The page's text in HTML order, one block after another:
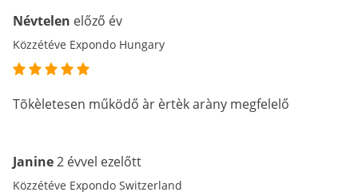
Névtelen előző év
Közzétéve Expondo Hungary
Tõkèletesen működő àr èrtèk aràny megfelelő
Janine2 évvel ezelőtt
Közzétéve Expondo Switzerland